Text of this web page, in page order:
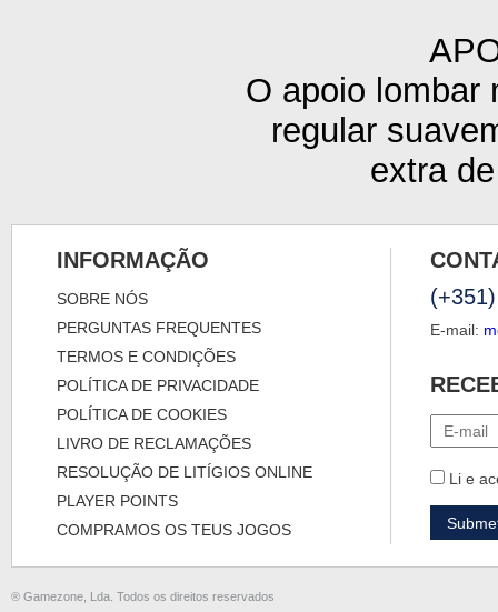
O apoio lombar
regular
extra
INFORMAÇÃO
SOBRE NÓS
PERGUNTAS FREQUENTES
TERMOS E CONDIÇÕES
POLÍTICA DE PRIVACIDADE
POLÍTICA DE COOKIES
LIVRO DE RECLAMAÇÕES
RESOLUÇÃO DE LITÍGIOS ONLINE
PLAYER POINTS
COMPRAMOS OS TEUS JOGOS
E-mail:
Li e
® Gamezone, Lda. Todos os direitos reservados